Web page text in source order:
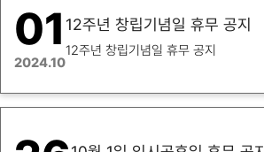
01
2024.10
12주년 창립기념일 휴무 공지
12주년 창립기념일 휴무 공지